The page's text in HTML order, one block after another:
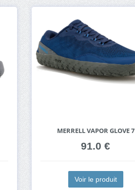
MERRELL VAPOR GLOVE 7
91.0 €
Voir le produit